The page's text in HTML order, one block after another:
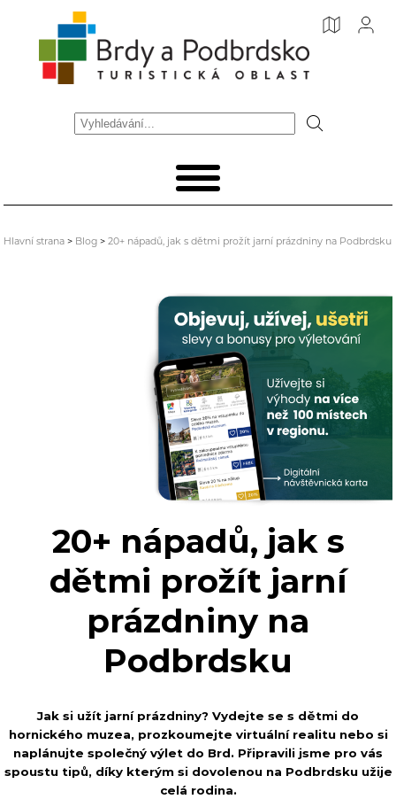
Hlavní strana > Blog >20+ nápadů, jak s dětmi prožít jarní prázdniny na Podbrdsku
20+ nápadů, jak s
dětmi prožít jarní
prázdniny na
Podbrdsku
Jak si užít jarní prázdniny? Vydejte se s dětmi do
hornického muzea, prozkoumejte virtuální realitu nebo si
naplánujte společný výlet do Brd. Připravili jsme pro vás
spoustu tipů, díky kterým si dovolenou na Podbrdsku užije
celá rodina.